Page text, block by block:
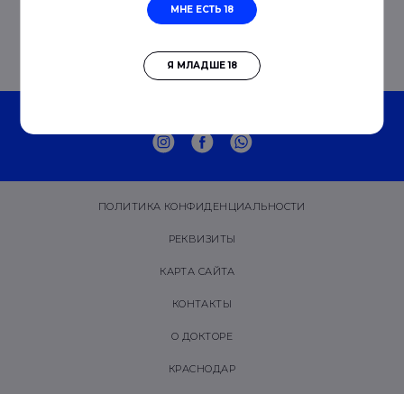
МНЕ ЕСТЬ 18
Я МЛАДШЕ 18
ПОЛИТИКА КОНФИДЕНЦИАЛЬНОСТИ
РЕКВИЗИТЫ
КАРТА САЙТА
КОНТАКТЫ
О ДОКТОРЕ
КРАСНОДАР